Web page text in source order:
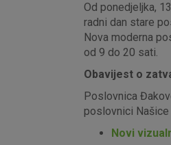
Od ponedjeljka,
radni dan stare
Nova moderna
od 9 do 20 sati.
Obavijest o
Poslovnica
poslovnici Našice
Novi